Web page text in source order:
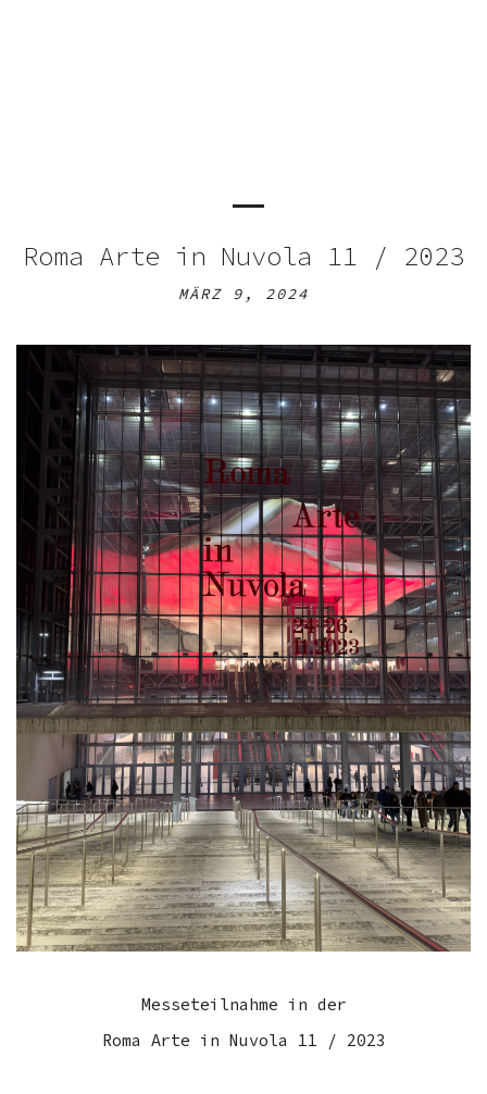
Roma Arte in Nuvola 11 / 2023
MÄRZ 9, 2024
Messeteilnahme in der
Roma Arte in Nuvola 11 / 2023